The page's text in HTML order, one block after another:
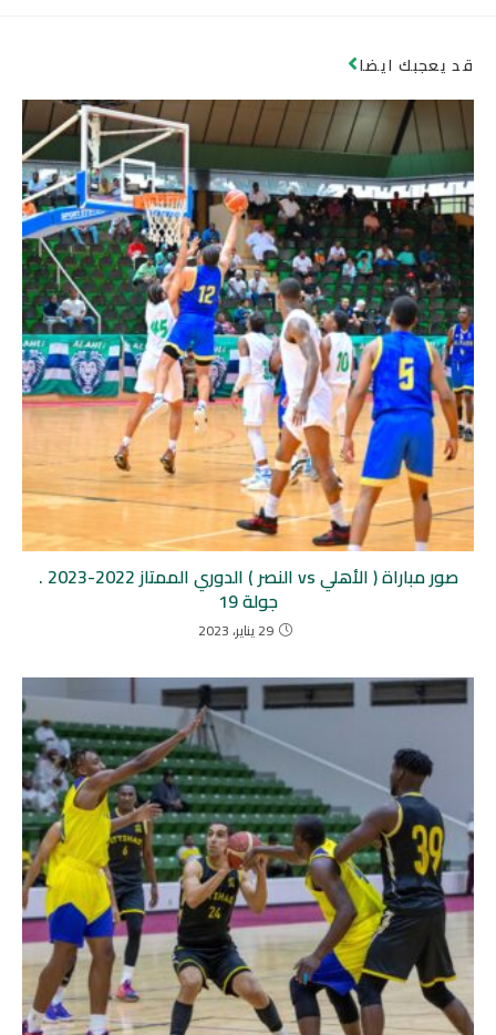
قد يعجبك ايضا
صور مباراة ( الأهلي vs النصر ) الدوري الممتاز 2022-2023 .
جولة 19
29 يناير، 2023